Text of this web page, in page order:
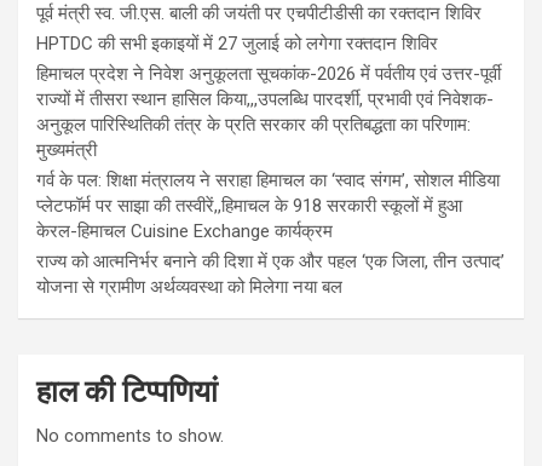
पूर्व मंत्री स्व. जी.एस. बाली की जयंती पर एचपीटीडीसी का रक्तदान शिविर
HPTDC की सभी इकाइयों में 27 जुलाई को लगेगा रक्तदान शिविर
हिमाचल प्रदेश ने निवेश अनुकूलता सूचकांक-2026 में पर्वतीय एवं उत्तर-पूर्वी
राज्यों में तीसरा स्थान हासिल किया,,,उपलब्धि पारदर्शी, प्रभावी एवं निवेशक-
अनुकूल पारिस्थितिकी तंत्र के प्रति सरकार की प्रतिबद्धता का परिणाम:
मुख्यमंत्री
गर्व के पल: शिक्षा मंत्रालय ने सराहा हिमाचल का ‘स्वाद संगम’, सोशल मीडिया
प्लेटफॉर्म पर साझा की तस्वीरें,,हिमाचल के 918 सरकारी स्कूलों में हुआ
केरल-हिमाचल Cuisine Exchange कार्यक्रम
राज्य को आत्मनिर्भर बनाने की दिशा में एक और पहल ‘एक जिला, तीन उत्पाद’
योजना से ग्रामीण अर्थव्यवस्था को मिलेगा नया बल
हाल की टिप्पणियां
No comments to show.